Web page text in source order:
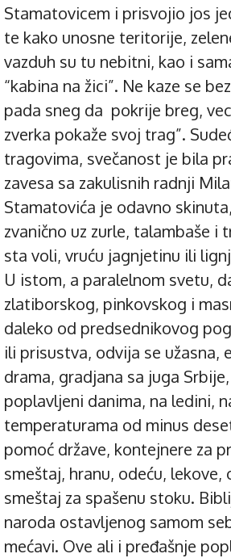
Stamatovicem i prisvojio jos
te kako unosne teritorije,
vazduh su tu nebitni, kao i
“kabina na žici”. Ne kaze se
pada sneg da pokrije breg,
zverka pokaže svoj trag”.
tragovima, svečanost je bila
zavesa sa zakulisnih radnji
Stamatovića je odavno
zvanično uz zurle, talambaše i
sta voli, vruću jagnjetinu ili
U istom, a paralelnom svetu,
zlatiborskog, pinkovskog i
daleko od predsednikovog
ili prisustva, odvija se užasna,
drama, gradjana sa juga
poplavljeni danima, na ledini,
temperaturama od minus
pomoć države, kontejnere za
smeštaj, hranu, odeću, lekove,
smeštaj za spašenu stoku.
naroda ostavljenog samom
mećavi. Ove ali i pređašnje